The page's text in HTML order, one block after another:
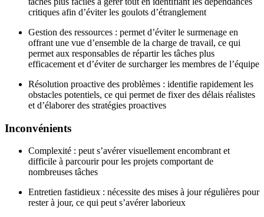
critiques afin d’éviter les goulots d’étranglement
Gestion des ressources : permet d’éviter le surmenage en
offrant une vue d’ensemble de la charge de travail, ce qui
permet aux responsables de répartir les tâches plus
efficacement et d’éviter de surcharger les membres de l’équipe
Résolution proactive des problèmes : identifie rapidement les
obstacles potentiels, ce qui permet de fixer des délais réalistes
et d’élaborer des stratégies proactives
Inconvénients
Complexité : peut s’avérer visuellement encombrant et
difficile à parcourir pour les projets comportant de
nombreuses tâches
Entretien fastidieux : nécessite des mises à jour régulières pour
rester à jour, ce qui peut s’avérer laborieux